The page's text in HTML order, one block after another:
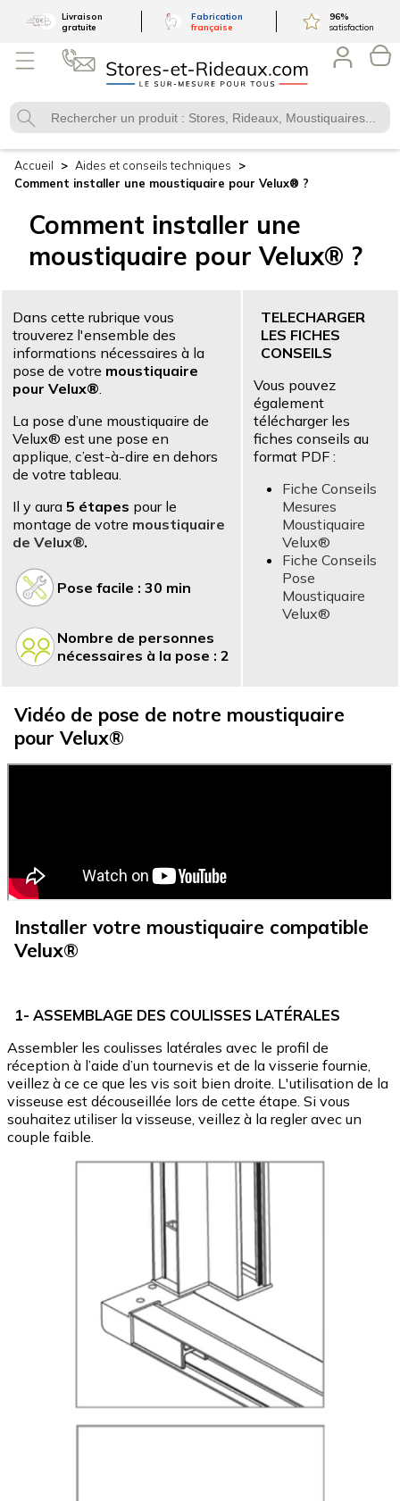
Livraison
gratuite
Fabrication
française
96%
satisfaction
Accueil
Aides et conseils techniques
Comment installer une moustiquaire pour Velux® ?
Comment installer une
moustiquaire pour Velux® ?
Dans cette rubrique vous
trouverez l'ensemble des
informations nécessaires à la
pose de votre moustiquaire
pour Velux®
La pose d’une moustiquaire de
Velux® est une pose en
applique, c’est-à-dire en dehors
de votre tableau.
Il y aura 5 étapes pour le
montage de votre moustiquaire
de Velux®.
Pose facile : 30 min
Nombre de personnes
nécessaires à la pose : 2
TELECHARGER
LES FICHES
CONSEILS
Vous pouvez
également
télécharger les
fiches conseils au
format PDF :
Fiche Conseils
Mesures
Moustiquaire
Velux®
Fiche Conseils
Pose
Moustiquaire
Velux®
Vidéo de pose de notre moustiquaire
pour Velux®
Installer votre moustiquaire compatible
Velux®
1- ASSEMBLAGE DES COULISSES LATÉRALES
Assembler les coulisses latérales avec le profil de
réception à l’aide d’un tournevis et de la visserie fournie,
veillez à ce ce que les vis soit bien droite. L'utilisation de la
visseuse est découseillée lors de cette étape. Si vous
souhaitez utiliser la visseuse, veillez à la regler avec un
couple faible.